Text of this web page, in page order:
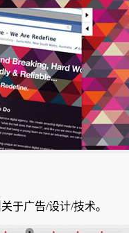
于广告/设计/技术。